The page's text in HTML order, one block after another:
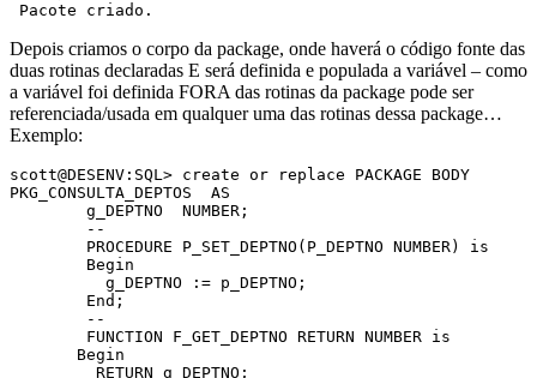
Pacote criado.
Depois criamos o corpo da package, onde haverá o código fonte das
duas rotinas declaradas E será definida e populada a variável – como
a variável foi definida FORA das rotinas da package pode ser
referenciada/usada em qualquer uma das rotinas dessa package…
Exemplo:
scott@DESENV:SQL> create or replace PACKAGE BODY
PKG_CONSULTA_DEPTOS  AS